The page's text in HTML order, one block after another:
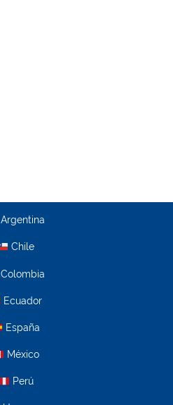
Argentina
Chile
Colombia
Ecuador
España
México
Perú